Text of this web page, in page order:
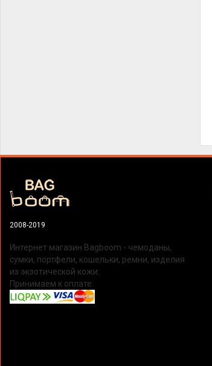
2008-2019
Интернет магазин Bagboom - чемоданы,
сумки, портфели, кошельки, ремни, изделия
из экзотической кожи.
Принимаем к оплате: